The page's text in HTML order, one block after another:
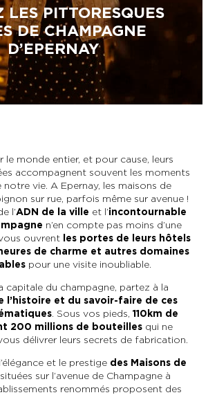
DAY
DE TOURISME EPERNAY EN
LABELLISÉ VIGNOBLES &
Épicurien En groupe
DE TOURISME EPERNAY EN
& HANDICAP
COMMUNES DE L’AGGLO
En solo En famille En groupe
POUR LES ENFANTS À
ET AUTOUR D’EPERNAY
À EPERNAY EN CHAMPAGNE
?
AVEC SON CHIEN
En solo Épicurien En famille En groupe
LES PITTORESQUES
DE CHAMPAGNE
D’EPERNAY
le monde entier, et pour cause, leurs
accompagnent souvent les moments
vie. A Epernay, les maisons de
sur rue, parfois même sur avenue !
l’ADN de la ville et l’incontournable
n’en compte pas moins d’une
ouvrentles portes de leurs hôtels
de charme et autres domaines
pour une visite inoubliable.
capitale du champagne, partez à la
l’histoire et du savoir-faire de ces
. Sous vos pieds, 110km de
200 millions de bouteilles qui ne
délivrer leurs secrets de fabrication.
et le prestige des Maisons de
situées sur l’avenue de Champagne à
renommés proposent des